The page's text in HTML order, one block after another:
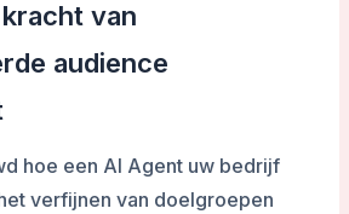
van
audience
hoe een AI Agent uw bedrijf
verfijnen van doelgroepen